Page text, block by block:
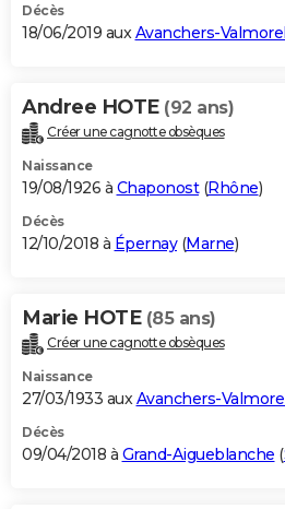
Décès
18/06/2019 auxAvanchers-Valmorel
Andree HOTE (92 ans)
Créer une cagnotte obsèques
Naissance
19/08/1926 à Chaponost(Rhône)
Décès
12/10/2018 à Épernay(Marne)
Marie HOTE (85 ans)
Créer une cagnotte obsèques
Naissance
27/03/1933 auxAvanchers-
Décès
09/04/2018 à Grand-Aigueblanche (